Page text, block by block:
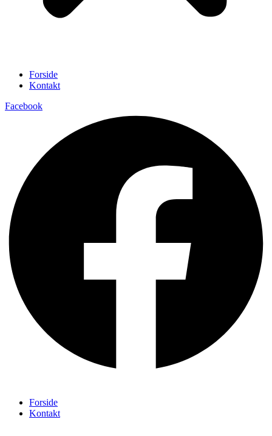
Forside
Kontakt
Facebook
Forside
Kontakt